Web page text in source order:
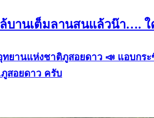
บานเต็มลานสนแล้วน๊า….
ทยานแห่งชาติภูสอยดาว 📣 แอบ
สอยดาว ครับ